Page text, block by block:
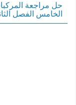
حل مراجعة
الخامس الفصل